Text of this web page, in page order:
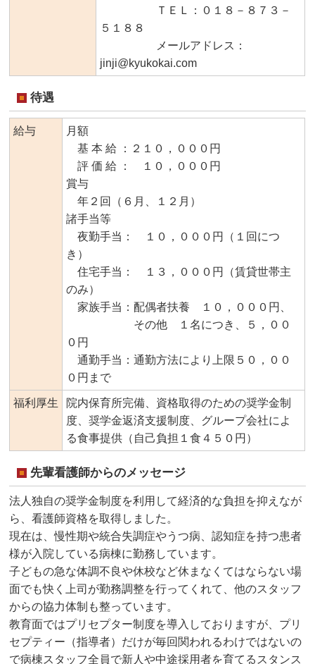
ＴＥＬ：０１８－８７３－
５１８８
メールアドレス：
jinji@kyukokai.com
待遇
給与
月額
基 本 給 ：２１０，０００円
評 価 給 ： １０，０００円
賞与
年２回（６月、１２月）
諸手当等
夜勤手当： １０，０００円（１回につ
き）
住宅手当： １３，０００円（賃貸世帯主
のみ）
家族手当：配偶者扶養 １０，０００円、
その他 １名につき、５，００
０円
通勤手当：通勤方法により上限５０，００
０円まで
福利厚生
院内保育所完備、資格取得のための奨学金制
度、奨学金返済支援制度、グループ会社によ
る食事提供（自己負担１食４５０円）
先輩看護師からのメッセージ
法人独自の奨学金制度を利用して経済的な負担を抑えなが
ら、看護師資格を取得しました。
現在は、慢性期や統合失調症やうつ病、認知症を持つ患者
様が入院している病棟に勤務しています。
子どもの急な体調不良や休校など休まなくてはならない場
面でも快く上司が勤務調整を行ってくれて、他のスタッフ
からの協力体制も整っています。
教育面ではプリセプター制度を導入しておりますが、プリ
セプティー（指導者）だけが毎回関われるわけではないの
で病棟スタッフ全員で新人や中途採用者を育てるスタンス